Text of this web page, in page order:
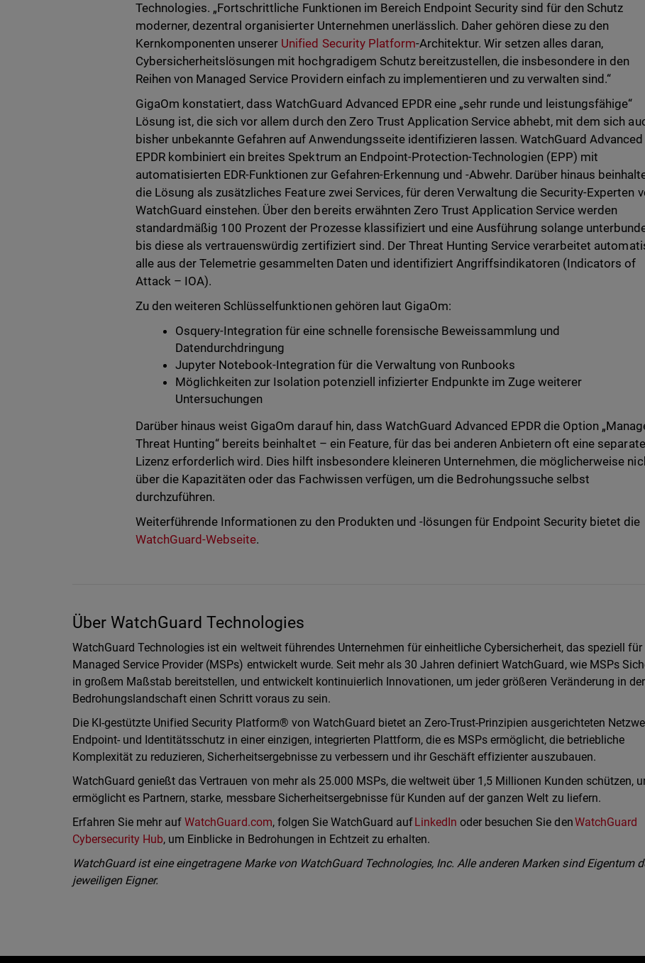
Technologies. „Fortschrittliche Funktionen im Bereich Endpoint Security sind für den Schutz
moderner, dezentral organisierter Unternehmen unerlässlich. Daher gehören diese zu den
Kernkomponenten unserer Unified Security Platform-Architektur. Wir setzen alles daran,
Cybersicherheitslösungen mit hochgradigem Schutz bereitzustellen, die insbesondere in den
Reihen von Managed Service Providern einfach zu implementieren und zu verwalten sind.“
GigaOm konstatiert, dass WatchGuard Advanced EPDR eine „sehr runde und leistungsfähige“
Lösung ist, die sich vor allem durch den Zero Trust Application Service abhebt, mit dem sich
bisher unbekannte Gefahren auf Anwendungsseite identifizieren lassen. WatchGuard Advanced
EPDR kombiniert ein breites Spektrum an Endpoint-Protection-Technologien (EPP) mit
automatisierten EDR-Funktionen zur Gefahren-Erkennung und -Abwehr. Darüber hinaus
die Lösung als zusätzliches Feature zwei Services, für deren Verwaltung die Security-Experten
WatchGuard einstehen. Über den bereits erwähnten Zero Trust Application Service werden
standardmäßig 100 Prozent der Prozesse klassifiziert und eine Ausführung solange
bis diese als vertrauenswürdig zertifiziert sind. Der Threat Hunting Service verarbeitet
alle aus der Telemetrie gesammelten Daten und identifiziert Angriffsindikatoren (Indicators of
Attack – IOA).
Zu den weiteren Schlüsselfunktionen gehören laut GigaOm:
Osquery-Integration für eine schnelle forensische Beweissammlung und
Datendurchdringung
Jupyter Notebook-Integration für die Verwaltung von Runbooks
Möglichkeiten zur Isolation potenziell infizierter Endpunkte im Zuge weiterer
Untersuchungen
Darüber hinaus weist GigaOm darauf hin, dass WatchGuard Advanced EPDR die Option
Threat Hunting“ bereits beinhaltet – ein Feature, für das bei anderen Anbietern oft eine separate
Lizenz erforderlich wird. Dies hilft insbesondere kleineren Unternehmen, die möglicherweise
über die Kapazitäten oder das Fachwissen verfügen, um die Bedrohungssuche selbst
durchzuführen.
Weiterführende Informationen zu den Produkten und -lösungen für Endpoint Security bietet die
WatchGuard-Webseite.
Über WatchGuard Technologies
WatchGuard Technologies ist ein weltweit führendes Unternehmen für einheitliche Cybersicherheit, das speziell für
Managed Service Provider (MSPs) entwickelt wurde. Seit mehr als 30 Jahren definiert WatchGuard, wie MSPs
in großem Maßstab bereitstellen, und entwickelt kontinuierlich Innovationen, um jeder größeren Veränderung in der
Bedrohungslandschaft einen Schritt voraus zu sein.
Die KI-gestützte Unified Security Platform® von WatchGuard bietet an Zero-Trust-Prinzipien ausgerichteten
Endpoint- und Identitätsschutz in einer einzigen, integrierten Plattform, die es MSPs ermöglicht, die betriebliche
Komplexität zu reduzieren, Sicherheitsergebnisse zu verbessern und ihr Geschäft effizienter auszubauen.
WatchGuard genießt das Vertrauen von mehr als 25.000 MSPs, die weltweit über 1,5 Millionen Kunden schützen,
ermöglicht es Partnern, starke, messbare Sicherheitsergebnisse für Kunden auf der ganzen Welt zu liefern.
Erfahren Sie mehr aufWatchGuard.com, folgen Sie WatchGuard aufLinkedIn oder besuchen Sie denWatchGuard
Cybersecurity Hub, um Einblicke in Bedrohungen in Echtzeit zu erhalten.
WatchGuard ist eine eingetragene Marke von WatchGuard Technologies, Inc. Alle anderen Marken sind Eigentum
jeweiligen Eigner.